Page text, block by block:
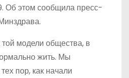
Об этом сообщила пресс-
модели общества, в
жить. Мы
пор, как начали